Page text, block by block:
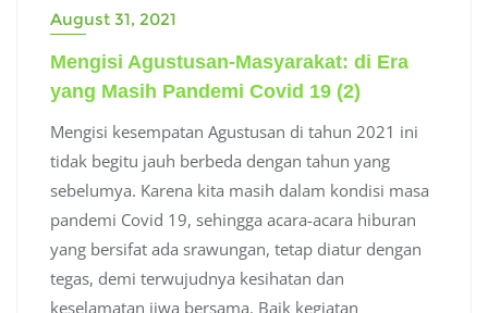
August 31, 2021
Mengisi Agustusan-Masyarakat: di Era
yang Masih Pandemi Covid 19 (2)
Mengisi kesempatan Agustusan di tahun 2021 ini
tidak begitu jauh berbeda dengan tahun yang
sebelumya. Karena kita masih dalam kondisi masa
pandemi Covid 19, sehingga acara-acara hiburan
yang bersifat ada srawungan, tetap diatur dengan
tegas, demi terwujudnya kesihatan dan
keselamatan jiwa bersama. Baik kegiatan